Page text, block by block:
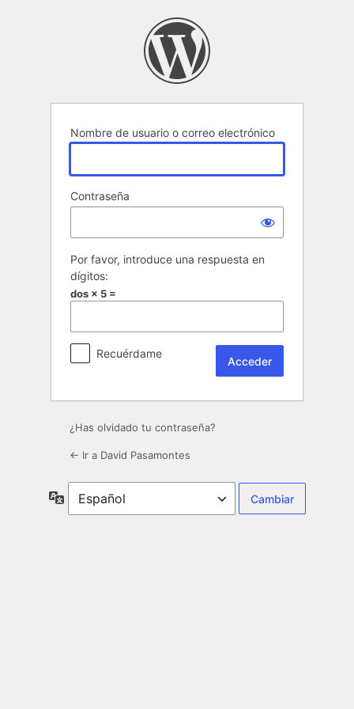
Nombre de usuario o correo electrónico
Contraseña
Por favor, introduce una respuesta en
dígitos:
dos × 5 =
Recuérdame
¿Has olvidado tu contraseña?
← Ir a David Pasamontes
Idioma